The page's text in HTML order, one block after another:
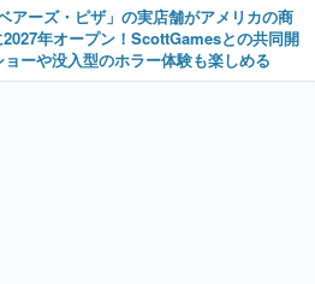
アーズ・ピザ」の実店舗がアメリカの商
年オープン！ScottGamesとの共同開
ーや没入型のホラー体験も楽しめる